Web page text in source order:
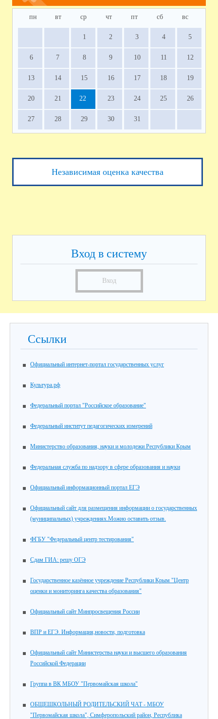
пн вт ср чт пт сб вс
1 2 3 4 5
6 7 8 9 10 11 12
13 14 15 16 17 18 19
20 21 22 23 24 25 26
27 28 29 30 31
Независимая оценка качества
Вход в систему
Вход
Ссылки
Официальный интернет-портал государственных услуг
Культура.рф
Федеральный портал "Российское образование"
Федеральный институт педагогических измерений
Министерство образования, науки и молодежи Республики Крым
Федеральная служба по надзору в сфере образования и науки
Официальный информационный портал ЕГЭ
Официальный сайт для размещения информации о государственных
(муниципальных) учреждениях.Можно оставить отзыв.
ФГБУ "Федеральный центр тестирования"
Сдам ГИА: решу ОГЭ
Государственное казённое учреждение Республики Крым "Центр
оценки и мониторинга качества образования"
Официальный сайт Минпросвещения России
ВПР и ЕГЭ. Информация,новости, подготовка
Официальный сайт Министерства науки и высшего образования
Российской Федерации
Группа в ВК МБОУ "Первомайская школа"
ОБЩЕШКОЛЬНЫЙ РОДИТЕЛЬСКИЙ ЧАТ - МБОУ
"Первомайская школа", Симферопольский район, Республика